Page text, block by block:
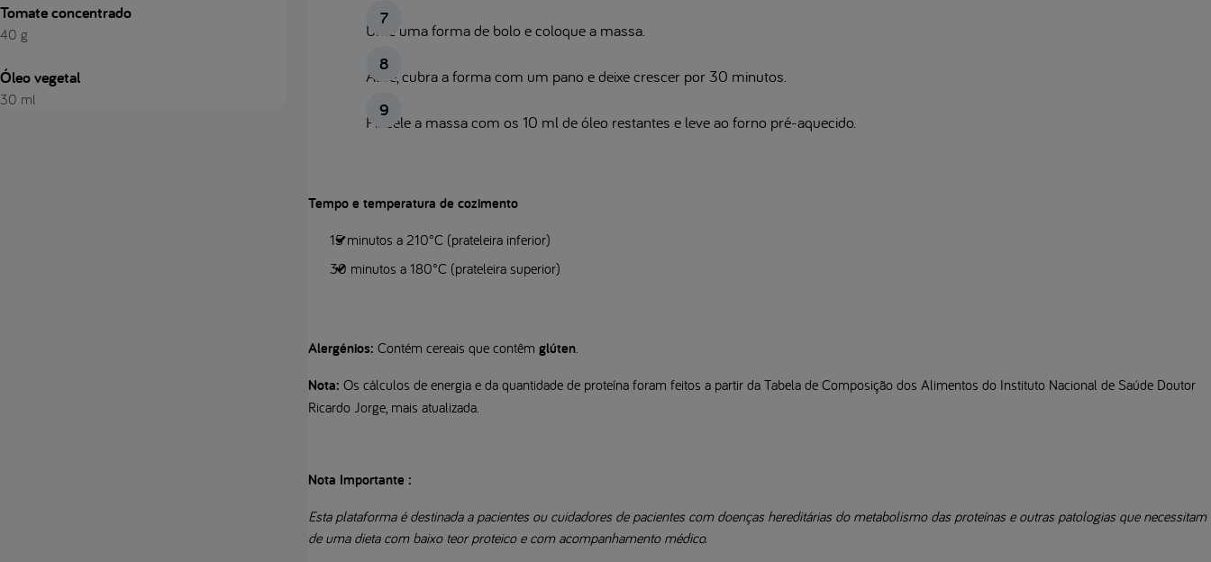
Tomate concentrado
40 g
Óleo vegetal
30 ml
Unte uma forma de bolo e coloque a massa.
Alise, cubra a forma com um pano e deixe crescer por 30 minutos.
Pincele a massa com os 10 ml de óleo restantes e leve ao forno pré-aquecido.
Tempo e temperatura de cozimento
15 minutos a 210°C (prateleira inferior)
30 minutos a 180°C (prateleira superior)
Alergénios: Contém cereais que contêm glúten
Nota: Os cálculos de energia e da quantidade de proteína foram feitos a partir da Tabela de Composição dos Alimentos do Instituto Nacional de Saúde Doutor
Ricardo Jorge, mais atualizada.
Nota Importante :
Esta plataforma é destinada a pacientes ou cuidadores de pacientes com doenças hereditárias do metabolismo das proteínas e outras patologias que necessitam
de uma dieta com baixo teor proteico e com acompanhamento médico.